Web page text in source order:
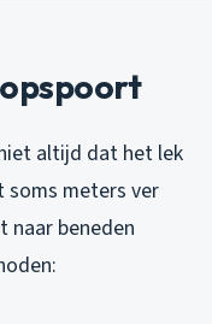
altijd dat het lek
soms meters ver
naar beneden